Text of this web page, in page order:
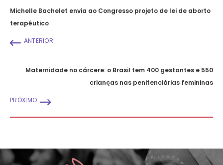
Michelle Bachelet envia ao Congresso projeto de lei de aborto
terapêutico
ANTERIOR
Maternidade no cárcere: o Brasil tem 400 gestantes e 550
crianças nas penitenciárias femininas
PRÓXIMO